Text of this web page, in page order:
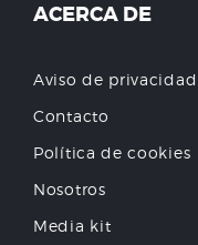
ACERCA DE
Aviso de privacidad
Contacto
Política de cookies
Nosotros
Media kit